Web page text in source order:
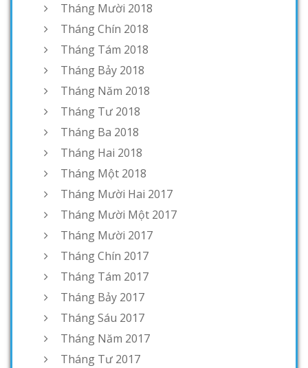
Tháng Mười 2018
Tháng Chín 2018
Tháng Tám 2018
Tháng Bảy 2018
Tháng Năm 2018
Tháng Tư 2018
Tháng Ba 2018
Tháng Hai 2018
Tháng Một 2018
Tháng Mười Hai 2017
Tháng Mười Một 2017
Tháng Mười 2017
Tháng Chín 2017
Tháng Tám 2017
Tháng Bảy 2017
Tháng Sáu 2017
Tháng Năm 2017
Tháng Tư 2017